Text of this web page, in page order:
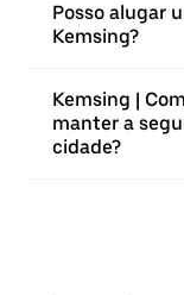
Posso alugar
Kemsing?
Kemsing |
manter a
cidade?